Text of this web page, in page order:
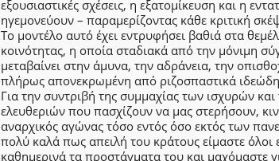
εξουσιαστικές σχέσεις, η εξατομίκευση και η
ηγεμονεύουν – παραμερίζοντας κάθε κριτική
Το μοντέλο αυτό έχει εντρυφήσει βαθιά στα
κοινότητας, η οποία σταδιακά από την μόνιμη
μεταβαίνει στην άμυνα, την αδράνεια, την
πλήρως απονεκρωμένη από ριζοσπαστικά
Για την συντριβή της συμμαχίας των ισχυρών
ελευθεριών που πασχίζουν να μας στερήσουν,
αναρχικός αγώνας τόσο εντός όσο εκτός των
πολύ καλά πως απειλή του κράτους είμαστε όλοι
καθημερινά τα προστάγματα του και μαχόμαστε